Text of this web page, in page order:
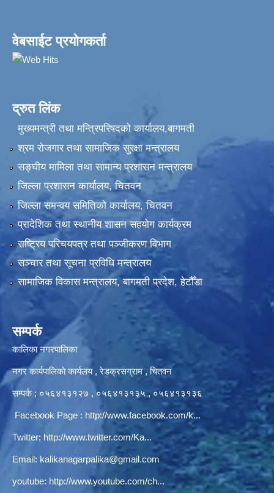
वेबसाईट प्रयोगकर्ता
द्रुत लिंक
मुख्यमन्त्री तथा मन्त्रिपरिषदको कार्यालय,बागमती
श्रम रोजगार तथा सामाजिक सुरक्षा मन्त्रालय
सङ्‍घीय मामिला तथा सामान्य प्रशासन मन्त्रालय
जिल्ला प्रशासन कार्यालय, चितवन
जिल्ला समन्वय समितिको कार्यालय, चितवन
प्रादेशिक तथा स्थानीय शासन सहयोग कार्यक्रम
राष्ट्रिय परिचयपत्र तथा पञ्‍जीकरण विभाग
सञ्‍चार तथा सूचना प्रविधि मन्त्रालय
सामाजिक विकास मन्त्रालय, बागमती प्रदेश, हेटौँडा
सम्पर्क
कालिका नगरपालिका
नगर कार्यपालिकाे कार्यलय‍ , रेडक्रसग्राम , चितवन
सम्पर्क ; ०५६४१३१२७ , ०५६४१३१३५ , ०५६४१३१३६
Facebook Page : http://www.facebook.com/k...
Twitter; http://www.twitter.com/Ka...
Email: kalikanagarpalika@gmail.com
youtube: http://www.youtube.com/ch...